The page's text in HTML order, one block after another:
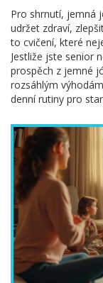
Pro shrnutí, jemná
udržet zdraví,
to cvičení, které
Jestliže jste senior
prospěch z jemné
rozsáhlým
denní rutiny pro